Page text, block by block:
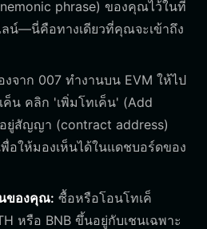
phrase) ของคุณไว้ในที่
น์—นี่คือทางเดียวที่คุณจะเข้าถึง
งจาก 007 ทำงานบน EVM ให้ไป
ค็น คลิก 'เพิ่มโทเค็น' (Add
ยู่สัญญา (contract address)
อให้มองเห็นได้ในแดชบอร์ดของ
นของคุณ: ซื้อหรือโอนโทเค็
หรือ BNB ขึ้นอยู่กับเชนเฉพาะ